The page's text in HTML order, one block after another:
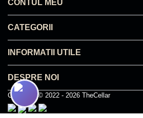
CONTUL MEU
CATEGORII
INFORMATII UTILE
DESPRE NOI
Copyright © 2022 - 2026 TheCellar